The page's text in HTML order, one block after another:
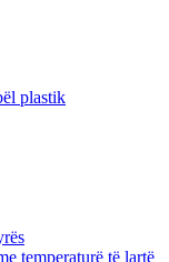
plastik
temperaturë të lartë